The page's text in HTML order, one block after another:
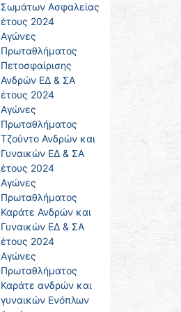
Σωμάτων Ασφαλείας
έτους 2024
Αγώνες
Πρωταθλήματος
Πετοσφαίρισης
Ανδρών ΕΔ & ΣΑ
έτους 2024
Αγώνες
Πρωταθλήματος
Τζούντο Ανδρών και
Γυναικών ΕΔ & ΣΑ
έτους 2024
Αγώνες
Πρωταθλήματος
Καράτε Ανδρών και
Γυναικών ΕΔ & ΣΑ
έτους 2024
Αγώνες
Πρωταθλήματος
Καράτε ανδρών και
γυναικών Ενόπλων